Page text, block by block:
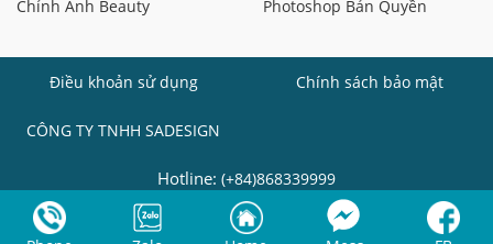
Chỉnh Ảnh Beauty
Photoshop Bản Quyền
Điều khoản sử dụng Chính sách bảo mật
CÔNG TY TNHH SADESIGN
Hotline: (+84)868339999